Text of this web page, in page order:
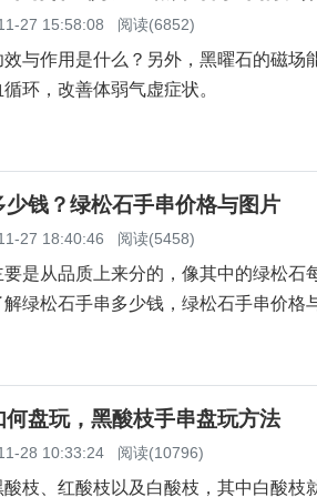
27 15:58:08 阅读(6852)
与作用是什么？另外，黑曜石的磁场
环，改善体弱气虚症状。
钱？绿松石手串价格与图片
27 18:40:46 阅读(5458)
是从品质上来分的，像其中的绿松石
绿松石手串多少钱，绿松石手串价格
盘玩，黑酸枝手串盘玩方法
28 10:33:24 阅读(10796)
枝、红酸枝以及白酸枝，其中白酸枝